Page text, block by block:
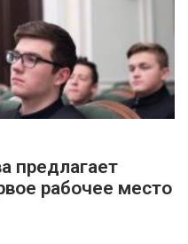
предлагает
рабочее место